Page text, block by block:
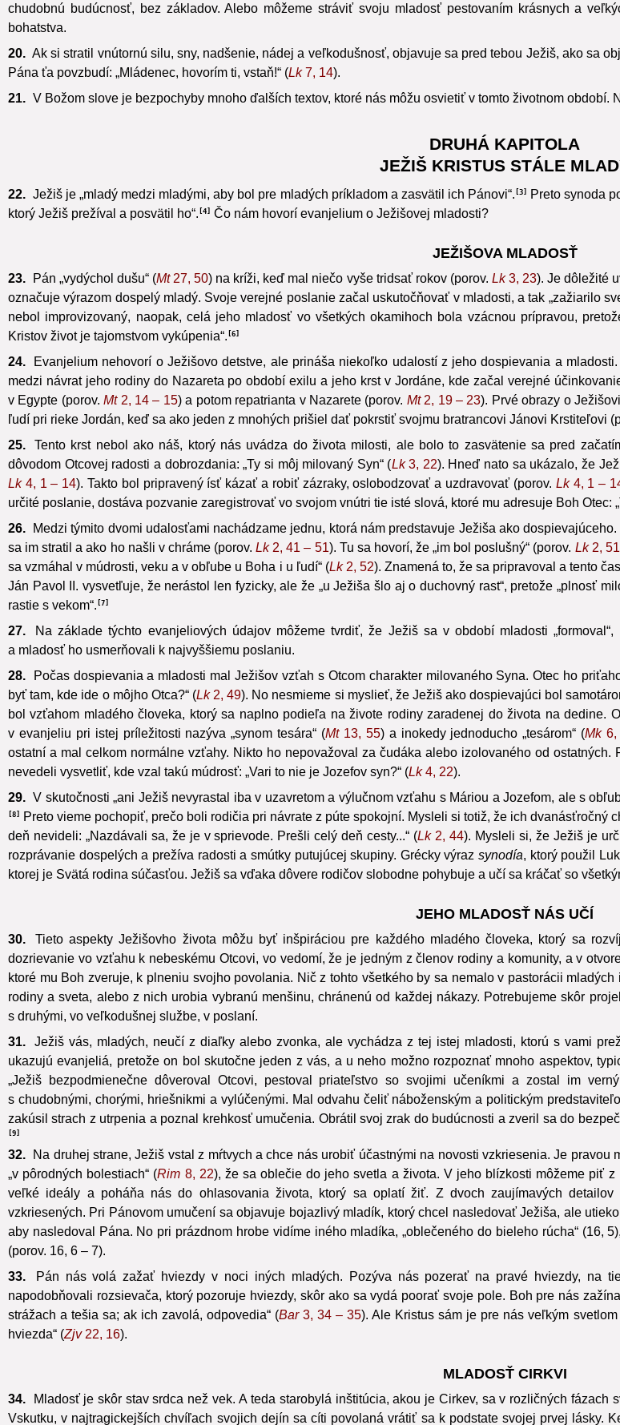
chudobnú budúcnosť, bez základov. Alebo môžeme stráviť svoju mladosť pestovaním krásnych a
bohatstva.
20. Ak si stratil vnútornú silu, sny, nadšenie, nádej a veľkodušnosť, objavuje sa pred tebou Ježiš, ako sa
Pána ťa povzbudí: „Mládenec, hovorím ti, vstaň!“ (Lk7, 14).
21. V Božom slove je bezpochyby mnoho ďalších textov, ktoré nás môžu osvietiť v tomto životnom
DRUHÁ KAPITOLA
JEŽIŠ KRISTUS STÁLE
22. Ježiš je „mladý medzi mladými, aby bol pre mladých príkladom a zasvätil ich Pánovi“. 3
Preto synoda
ktorý Ježiš prežíval a posvätil ho“. 4 Čo nám hovorí evanjelium o Ježišovej mladosti?
JEŽIŠOVA MLADOSŤ
23. Pán „vydýchol dušu“ (Mt27, 50) na kríži, keď mal niečo vyše tridsať rokov (porov. Lk3, 23). Je dôležité
označuje výrazom dospelý mladý. Svoje verejné poslanie začal uskutočňovať v mladosti, a tak „zažiarilo
nebol improvizovaný, naopak, celá jeho mladosť vo všetkých okamihoch bola vzácnou prípravou,
Kristov život je tajomstvom vykúpenia“. 6
24.
Evanjelium nehovorí o Ježišovo detstve, ale prináša niekoľko udalostí z jeho dospievania a
medzi návrat jeho rodiny do Nazareta po období exilu a jeho krst v Jordáne, kde začal verejné
v Egypte (porov.Mt2, 14 – 15) a potom repatrianta v Nazarete (porov. Mt2, 19 – 23). Prvé obrazy o
ľudí pri rieke Jordán, keď sa ako jeden z mnohých prišiel dať pokrstiť svojmu bratrancovi Jánovi Krstiteľovi
25.
Tento krst nebol ako náš, ktorý nás uvádza do života milosti, ale bolo to zasvätenie sa pred
dôvodom Otcovej radosti a dobrozdania: „Ty si môj milovaný Syn“ (Lk3, 22). Hneď nato sa ukázalo, že
Lk4, 1 – 14). Takto bol pripravený ísť kázať a robiť zázraky, oslobodzovať a uzdravovať (porov. Lk4, 1 –
určité poslanie, dostáva pozvanie zaregistrovať vo svojom vnútri tie isté slová, ktoré mu adresuje Boh Otec:
26.
Medzi týmito dvomi udalosťami nachádzame jednu, ktorá nám predstavuje Ježiša ako
sa im stratil a ako ho našli v chráme (porov.Lk2, 41 – 51). Tu sa hovorí, že „im bol poslušný“ (porov. Lk2, 51
sa vzmáhal v múdrosti, veku a v obľube u Boha i u ľudí“ (Lk2, 52). Znamená to, že sa pripravoval a tento
Ján Pavol II. vysvetľuje, že nerástol len fyzicky, ale že „u Ježiša šlo aj o duchovný rast“, pretože „plnosť
rastie s vekom“. 7
27.
Na základe týchto evanjeliových údajov môžeme tvrdiť, že Ježiš sa v období mladosti
a mladosť ho usmerňovali k najvyššiemu poslaniu.
28.
Počas dospievania a mladosti mal Ježišov vzťah s Otcom charakter milovaného Syna. Otec ho
byť tam, kde ide o môjho Otca?“ (Lk2, 49). No nesmieme si myslieť, že Ježiš ako dospievajúci bol
bol vzťahom mladého človeka, ktorý sa naplno podieľa na živote rodiny zaradenej do života na dedine.
v evanjeliu pri istej príležitosti nazýva „synom tesára“ (Mt13, 55) a inokedy jednoducho „tesárom“ (Mk6,
ostatní a mal celkom normálne vzťahy. Nikto ho nepovažoval za čudáka alebo izolovaného od
nevedeli vysvetliť, kde vzal takú múdrosť: „Vari to nie je Jozefov syn?“ (Lk4, 22).
29. V skutočnosti „ani Ježiš nevyrastal iba v uzavretom a výlučnom vzťahu s Máriou a Jozefom, ale s
8 Preto vieme pochopiť, prečo boli rodičia pri návrate z púte spokojní. Mysleli si totiž, že ich dvanásťročný
deň nevideli: „Nazdávali sa, že je v sprievode. Prešli celý deň cesty...“ (Lk2, 44). Mysleli si, že Ježiš je
rozprávanie dospelých a prežíva radosti a smútky putujúcej skupiny. Grécky výrazsynodía, ktorý použil
ktorej je Svätá rodina súčasťou. Ježiš sa vďaka dôvere rodičov slobodne pohybuje a učí sa kráčať so
JEHO MLADOSŤ NÁS UČÍ
30.
Tieto aspekty Ježišovho života môžu byť inšpiráciou pre každého mladého človeka, ktorý sa
dozrievanie vo vzťahu k nebeskému Otcovi, vo vedomí, že je jedným z členov rodiny a komunity, a v
ktoré mu Boh zveruje, k plneniu svojho povolania. Nič z tohto všetkého by sa nemalo v pastorácii
rodiny a sveta, alebo z nich urobia vybranú menšinu, chránenú od každej nákazy. Potrebujeme skôr
s druhými, vo veľkodušnej službe, v poslaní.
31.
Ježiš vás, mladých, neučí z diaľky alebo zvonka, ale vychádza z tej istej mladosti, ktorú s vami
ukazujú evanjeliá, pretože on bol skutočne jeden z vás, a u neho možno rozpoznať mnoho aspektov,
„Ježiš bezpodmienečne dôveroval Otcovi, pestoval priateľstvo so svojimi učeníkmi a zostal im
s chudobnými, chorými, hriešnikmi a vylúčenými. Mal odvahu čeliť náboženským a politickým
zakúsil strach z utrpenia a poznal krehkosť umučenia. Obrátil svoj zrak do budúcnosti a zveril sa do
9
32.
Na druhej strane, Ježiš vstal z mŕtvych a chce nás urobiť účastnými na novosti vzkriesenia. Je
„v pôrodných bolestiach“ (Rim 8, 22), že sa oblečie do jeho svetla a života. V jeho blízkosti môžeme piť
veľké ideály a poháňa nás do ohlasovania života, ktorý sa oplatí žiť. Z dvoch zaujímavých
vzkriesených. Pri Pánovom umučení sa objavuje bojazlivý mladík, ktorý chcel nasledovať Ježiša, ale
aby nasledoval Pána. No pri prázdnom hrobe vidíme iného mladíka, „oblečeného do bieleho rúcha“ (16,
(porov. 16, 6 – 7).
33.
Pán nás volá zažať hviezdy v noci iných mladých. Pozýva nás pozerať na pravé hviezdy, na
napodobňovali rozsievača, ktorý pozoruje hviezdy, skôr ako sa vydá poorať svoje pole. Boh pre nás
strážach a tešia sa; ak ich zavolá, odpovedia“ (Bar3, 34 – 35). Ale Kristus sám je pre nás veľkým
hviezda“ (Zjv22, 16).
MLADOSŤ CIRKVI
34.
Mladosť je skôr stav srdca než vek. A teda starobylá inštitúcia, akou je Cirkev, sa v rozličných
Vskutku, v najtragickejších chvíľach svojich dejín sa cíti povolaná vrátiť sa k podstate svojej prvej lásky.